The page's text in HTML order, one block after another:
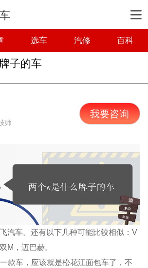
选车 汽修 百科
子的车
师
我要咨询
汽车。还有以下几种可能比较相似：V
M，迈巴赫。
款车，应该就是松花江面包车了，不